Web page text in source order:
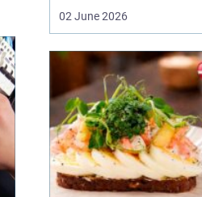
kan sætte nervesystemet
på overarbejde. Herkan
min...
02 June 2026